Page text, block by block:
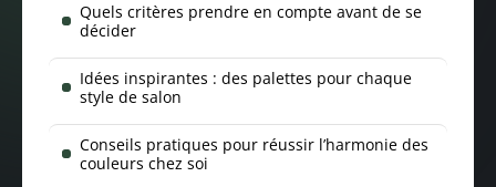
Quels critères prendre en compte avant de se
décider
Idées inspirantes : des palettes pour chaque
style de salon
Conseils pratiques pour réussir l’harmonie des
couleurs chez soi